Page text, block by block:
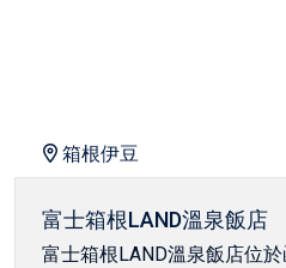
箱根伊豆
富士箱根LAND溫泉飯店
富士箱根LAND溫泉飯店位